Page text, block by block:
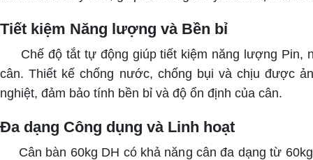
Tiết kiệm Năng lượng và Bền bỉ
Chế độ tắt tự động giúp tiết kiệm năng lượng Pin,
cân. Thiết kế chống nước, chống bụi và chịu được
nghiệt, đảm bảo tính bền bỉ và độ ổn định của cân.
Đa dạng Công dụng và Linh hoạt
Cân bàn 60kg DH có khả năng cân đa dạng từ